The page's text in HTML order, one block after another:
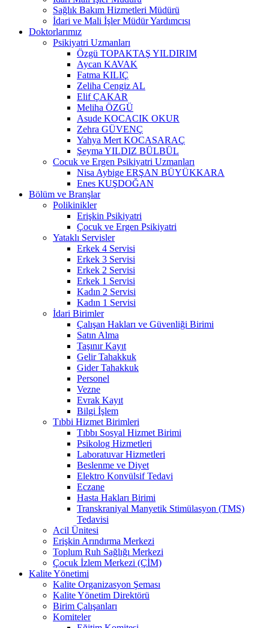
Sağlık Bakım Hizmetleri Müdürü
İdari ve Mali İşler Müdür Yardımcısı
Doktorlarımız
Psikiyatri Uzmanları
Özgü TOPAKTAŞ YILDIRIM
Aycan KAVAK
Fatma KILIÇ
Zeliha Cengiz AL
Elif ÇAKAR
Meliha ÖZGÜ
Asude KOCACIK OKUR
Zehra GÜVENÇ
Yahya Mert KOCASARAÇ
Şeyma YILDIZ BÜLBÜL
Cocuk ve Ergen Psikiyatri Uzmanları
Nisa Aybige ERŞAN BÜYÜKKARA
Enes KUŞDOĞAN
Bölüm ve Branşlar
Polikinikler
Erişkin Psikiyatri
Çocuk ve Ergen Psikiyatri
Yataklı Servisler
Erkek 4 Servisi
Erkek 3 Servisi
Erkek 2 Servisi
Erkek 1 Servisi
Kadın 2 Servisi
Kadın 1 Servisi
İdari Birimler
Çalışan Hakları ve Güvenliği Birimi
Satın Alma
Taşınır Kayıt
Gelir Tahakkuk
Gider Tahakkuk
Personel
Vezne
Evrak Kayıt
Bilgi İşlem
Tıbbi Hizmet Birimleri
Tıbbı Sosyal Hizmet Birimi
Psikolog Hizmetleri
Laboratuvar Hizmetleri
Beslenme ve Diyet
Elektro Konvülsif Tedavi
Eczane
Hasta Hakları Birimi
Transkraniyal Manyetik Stimülasyon (TMS)
Tedavisi
Acil Ünitesi
Erişkin Arındırma Merkezi
Toplum Ruh Sağlığı Merkezi
Çocuk İzlem Merkezi (ÇİM)
Kalite Yönetimi
Kalite Organizasyon Şeması
Kalite Yönetim Direktörü
Birim Çalışanları
Komiteler